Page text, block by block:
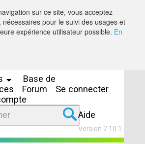
Base de
Forum
Se connecter
Aide
Version 2.10.1
sur ce site, vous acceptez
nécessaires pour le suivi des usages et
expérience utilisateur possible. En